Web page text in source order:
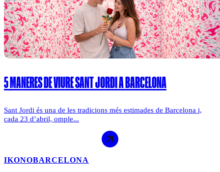
5 MANERES DE VIURE SANT JORDI A BARCELONA
Sant Jordi és una de les tradicions més estimades de Barcelona i,
cada 23 d’abril, omple...
IKONOBARCELONA